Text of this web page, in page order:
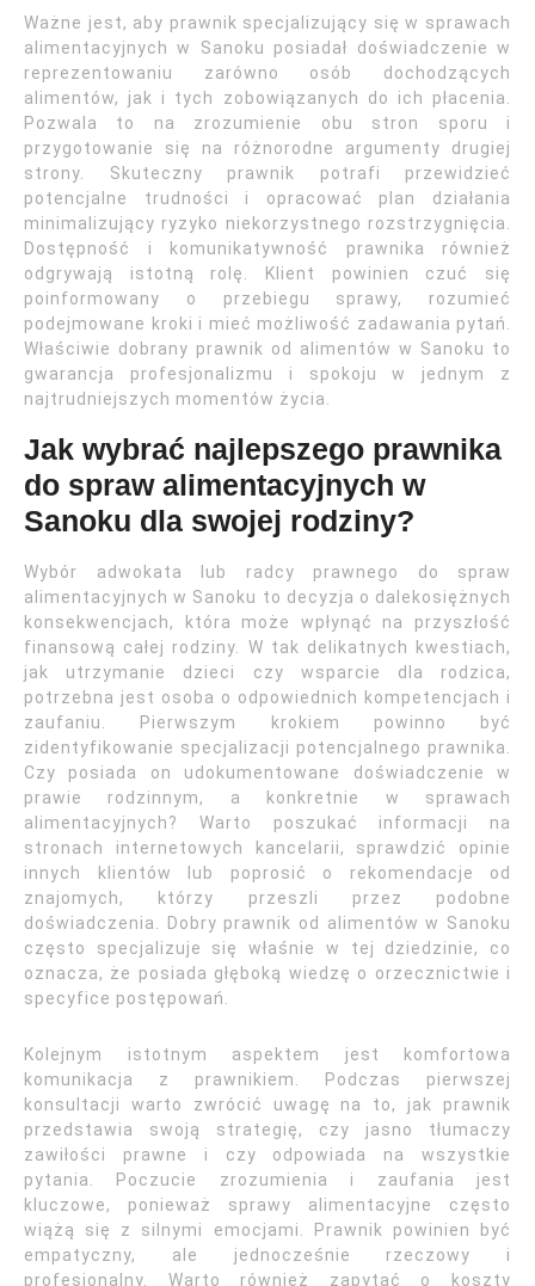
Ważne jest, aby prawnik specjalizujący się w sprawach
alimentacyjnych w Sanoku posiadał doświadczenie w
reprezentowaniu zarówno osób dochodzących
alimentów, jak i tych zobowiązanych do ich płacenia.
Pozwala to na zrozumienie obu stron sporu i
przygotowanie się na różnorodne argumenty drugiej
strony. Skuteczny prawnik potrafi przewidzieć
potencjalne trudności i opracować plan działania
minimalizujący ryzyko niekorzystnego rozstrzygnięcia.
Dostępność i komunikatywność prawnika również
odgrywają istotną rolę. Klient powinien czuć się
poinformowany o przebiegu sprawy, rozumieć
podejmowane kroki i mieć możliwość zadawania pytań.
Właściwie dobrany prawnik od alimentów w Sanoku to
gwarancja profesjonalizmu i spokoju w jednym z
najtrudniejszych momentów życia.
Jak wybrać najlepszego prawnika
do spraw alimentacyjnych w
Sanoku dla swojej rodziny?
Wybór adwokata lub radcy prawnego do spraw
alimentacyjnych w Sanoku to decyzja o dalekosiężnych
konsekwencjach, która może wpłynąć na przyszłość
finansową całej rodziny. W tak delikatnych kwestiach,
jak utrzymanie dzieci czy wsparcie dla rodzica,
potrzebna jest osoba o odpowiednich kompetencjach i
zaufaniu. Pierwszym krokiem powinno być
zidentyfikowanie specjalizacji potencjalnego prawnika.
Czy posiada on udokumentowane doświadczenie w
prawie rodzinnym, a konkretnie w sprawach
alimentacyjnych? Warto poszukać informacji na
stronach internetowych kancelarii, sprawdzić opinie
innych klientów lub poprosić o rekomendacje od
znajomych, którzy przeszli przez podobne
doświadczenia. Dobry prawnik od alimentów w Sanoku
często specjalizuje się właśnie w tej dziedzinie, co
oznacza, że posiada głęboką wiedzę o orzecznictwie i
specyfice postępowań.
Kolejnym istotnym aspektem jest komfortowa
komunikacja z prawnikiem. Podczas pierwszej
konsultacji warto zwrócić uwagę na to, jak prawnik
przedstawia swoją strategię, czy jasno tłumaczy
zawiłości prawne i czy odpowiada na wszystkie
pytania. Poczucie zrozumienia i zaufania jest
kluczowe, ponieważ sprawy alimentacyjne często
wiążą się z silnymi emocjami. Prawnik powinien być
empatyczny, ale jednocześnie rzeczowy i
profesjonalny. Warto również zapytać o koszty